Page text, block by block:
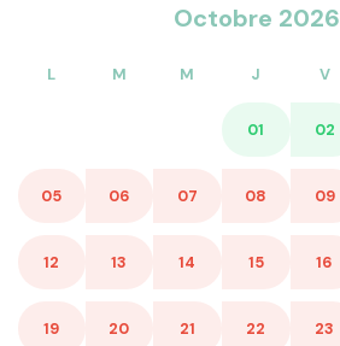
disponibles.
Octobre 2026
L M M J V
01 02
05 06 07 08 09
12 13 14 15 16
19 20 21 22 23